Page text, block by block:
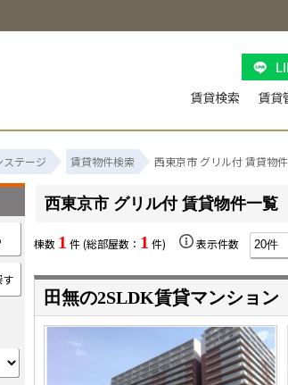
賃貸検索 賃貸
テージ 賃貸物件検索 西東京市 グリル付 賃貸物
西東京市 グリル付 賃貸物件一覧
棟数 1 件 (総部屋数： 1 件) 表示件数
田無の2SLDK賃貸マンション
す